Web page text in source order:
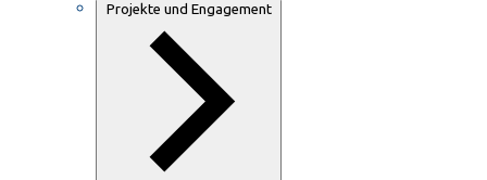
Projekte und Engagement